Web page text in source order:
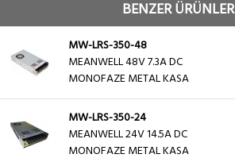
BENZER ÜRÜNLER
MW-LRS-350-48
MEANWELL 48V 7.3A DC
MONOFAZE METAL KASA
MW-LRS-350-24
MEANWELL 24V 14.5A DC
MONOFAZE METAL KASA